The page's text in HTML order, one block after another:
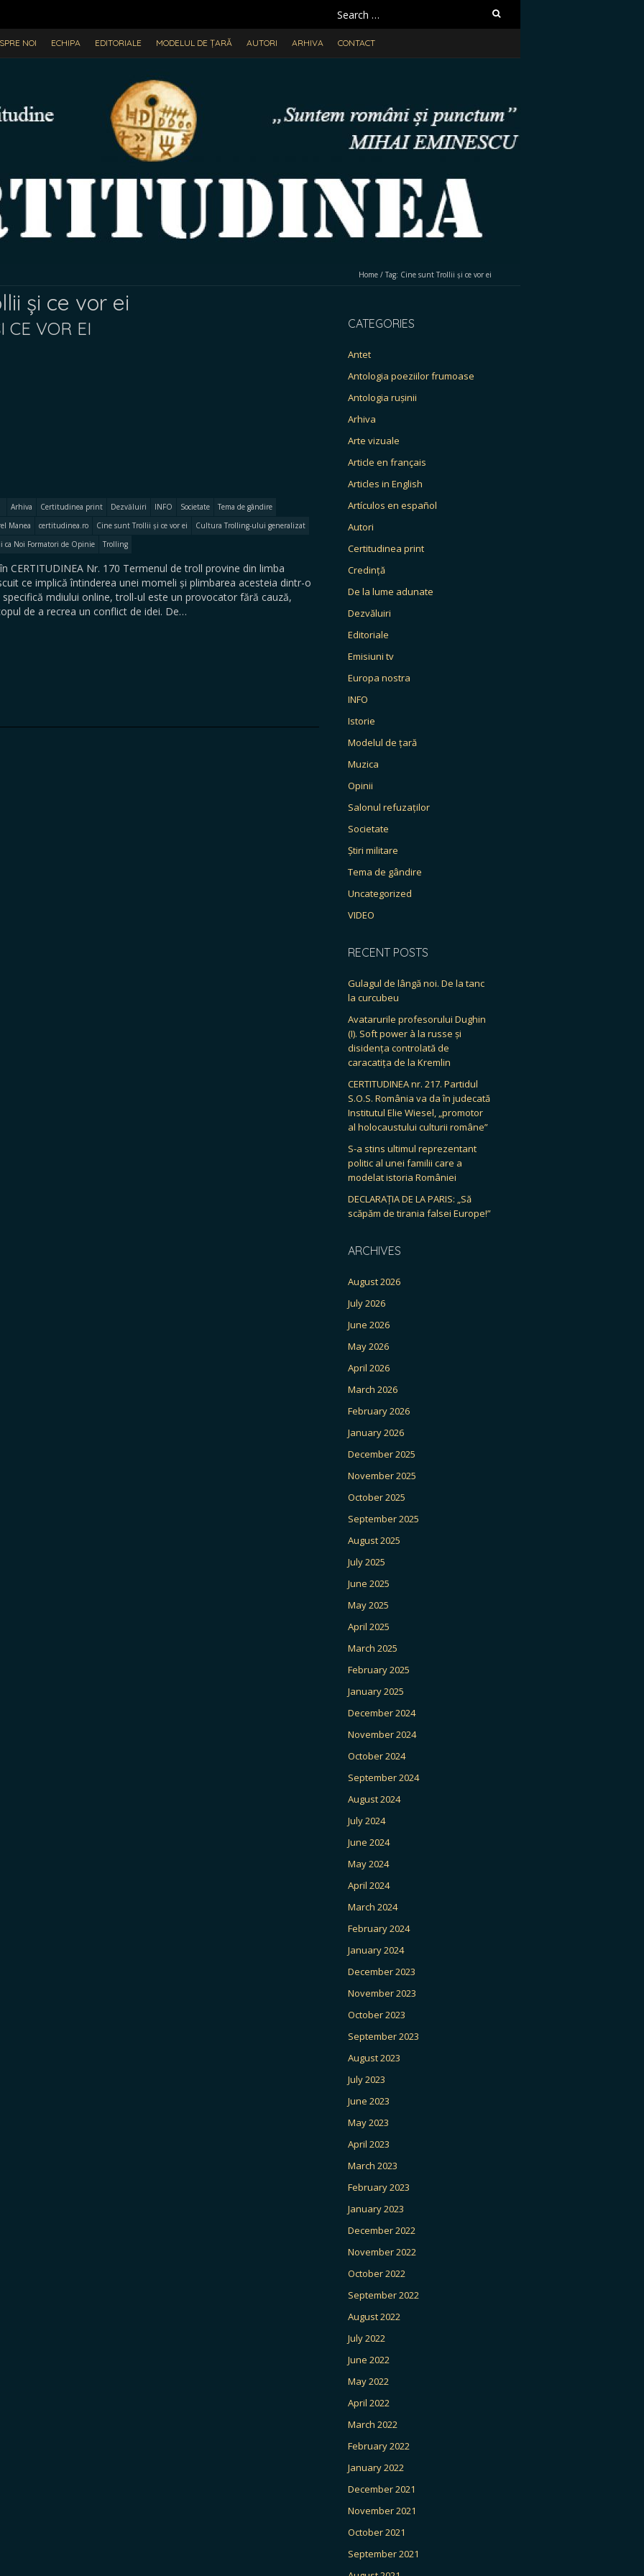
Search
for:
NOI ECHIPA EDITORIALE MODELUL DE ȚARĂ AUTORI ARHIVA CONTACT
Home / Tag: Cine sunt Trollii și ce vor ei
și ce vor ei
CE VOR EI
Arhiva Certitudinea print Dezvăluiri INFO Societate
Tema de gândire
Manea certitudinea.ro Cine sunt Trollii și ce vor ei
Cultura Trolling-ului generalizat
ca Noi Formatori de Opinie Trolling
CERTITUDINEA Nr. 170 Termenul de troll provine din limba
ce implică întinderea unei momeli și plimbarea acesteia dintr-o
mdiului online, troll-ul este un provocator fără cauză,
de a recrea un conflict de idei. De…
CATEGORIES
Antet
Antologia poeziilor frumoase
Antologia rușinii
Arhiva
Arte vizuale
Article en français
Articles in English
Artículos en español
Autori
Certitudinea print
Credință
De la lume adunate
Dezvăluiri
Editoriale
Emisiuni tv
Europa nostra
INFO
Istorie
Modelul de țară
Muzica
Opinii
Salonul refuzaților
Societate
Știri militare
Tema de gândire
Uncategorized
VIDEO
RECENT POSTS
Gulagul de lângă noi. De la tanc
la curcubeu
Avatarurile profesorului Dughin
(I). Soft power à la russe și
disidența controlată de
caracatița de la Kremlin
CERTITUDINEA nr. 217. Partidul
S.O.S. România va da în judecată
Institutul Elie Wiesel, „promotor
al holocaustului culturii române”
S-a stins ultimul reprezentant
politic al unei familii care a
modelat istoria României
DECLARAȚIA DE LA PARIS: „Să
scăpăm de tirania falsei Europe!”
ARCHIVES
August 2026
July 2026
June 2026
May 2026
April 2026
March 2026
February 2026
January 2026
December 2025
November 2025
October 2025
September 2025
August 2025
July 2025
June 2025
May 2025
April 2025
March 2025
February 2025
January 2025
December 2024
November 2024
October 2024
September 2024
August 2024
July 2024
June 2024
May 2024
April 2024
March 2024
February 2024
January 2024
December 2023
November 2023
October 2023
September 2023
August 2023
July 2023
June 2023
May 2023
April 2023
March 2023
February 2023
January 2023
December 2022
November 2022
October 2022
September 2022
August 2022
July 2022
June 2022
May 2022
April 2022
March 2022
February 2022
January 2022
December 2021
November 2021
October 2021
September 2021